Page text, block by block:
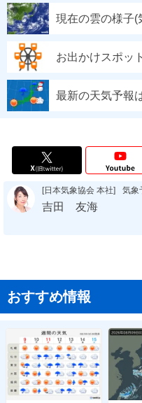
現在の雲の様子(
お出かけスポッ
最新の天気予報
[日本気象協会 本社] 気象
吉田 友海
おすすめ情報